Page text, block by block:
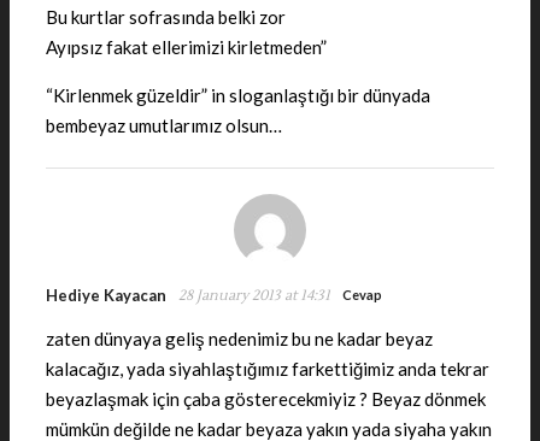
Bu kurtlar sofrasında belki zor
Ayıpsız fakat ellerimizi kirletmeden”
“Kirlenmek güzeldir” in sloganlaştığı bir dünyada
bembeyaz umutlarımız olsun…
Hediye Kayacan 28 January 2013 at 14:31 Cevap
zaten dünyaya geliş nedenimiz bu ne kadar beyaz
kalacağız, yada siyahlaştığımız farkettiğimiz anda tekrar
beyazlaşmak için çaba gösterecekmiyiz ? Beyaz dönmek
mümkün değilde ne kadar beyaza yakın yada siyaha yakın